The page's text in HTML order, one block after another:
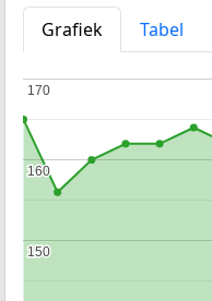
Grafiek
Tabel
150
150
160
160
170
170